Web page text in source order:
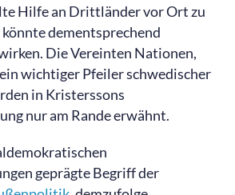
Hilfe an Drittländer vor Ort zu
dementsprechend
Die Vereinten Nationen,
wichtiger Pfeiler schwedischer
in Kristerssons
nur am Rande erwähnt.
geprägte Begriff der